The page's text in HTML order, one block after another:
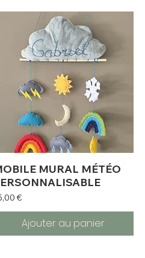
MURAL MÉTÉO
€
Ajouter au panier